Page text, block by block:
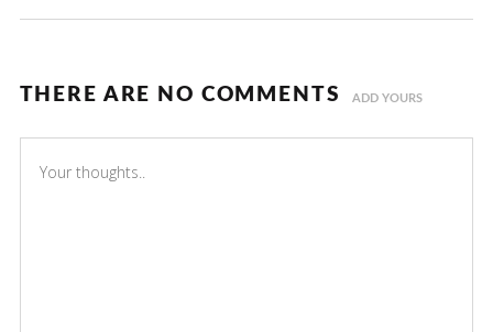
THERE ARE NO COMMENTS ADD YOURS